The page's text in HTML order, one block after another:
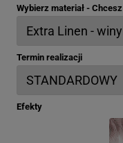
Wybierz materiał -
Termin realizacji
Efekty